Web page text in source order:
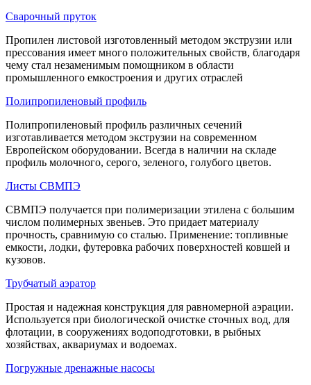
Сварочный пруток
Пропилен листовой изготовленный методом экструзии или
прессования имеет много положительных свойств, благодаря
чему стал незаменимым помощником в области
промышленного емкостроения и других отраслей
Полипропиленовый профиль
Полипропиленовый профиль различных сечений
изготавливается методом экструзии на современном
Европейском оборудовании. Всегда в наличии на складе
профиль молочного, серого, зеленого, голубого цветов.
Листы СВМПЭ
СВМПЭ получается при полимеризации этилена с большим
числом полимерных звеньев. Это придает материалу
прочность, сравнимую со сталью. Применение: топливные
емкости, лодки, футеровка рабочих поверхностей ковшей и
кузовов.
Трубчатый аэратор
Простая и надежная конструкция для равномерной аэрации.
Используется при биологической очистке сточных вод, для
флотации, в сооружениях водоподготовки, в рыбных
хозяйствах, аквариумах и водоемах.
Погружные дренажные насосы